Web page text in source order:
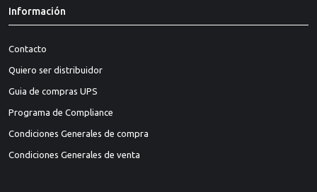
Información
Contacto
Quiero ser distribuidor
Guia de compras UPS
Programa de Compliance
Condiciones Generales de compra
Condiciones Generales de venta